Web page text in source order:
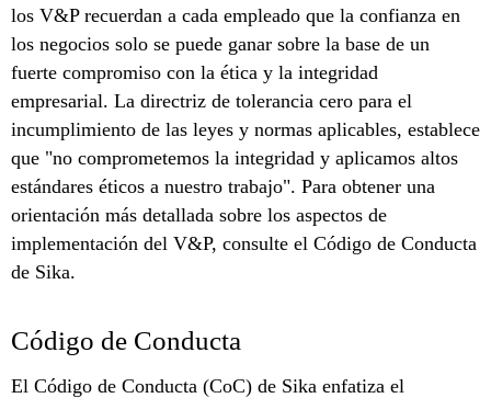
los V&P recuerdan a cada empleado que la confianza en
los negocios solo se puede ganar sobre la base de un
fuerte compromiso con la ética y la integridad
empresarial. La directriz de tolerancia cero para el
incumplimiento de las leyes y normas aplicables, establece
que "no comprometemos la integridad y aplicamos altos
estándares éticos a nuestro trabajo". Para obtener una
orientación más detallada sobre los aspectos de
implementación del V&P, consulte el Código de Conducta
de Sika.
Código de Conducta
El Código de Conducta (CoC) de Sika enfatiza el